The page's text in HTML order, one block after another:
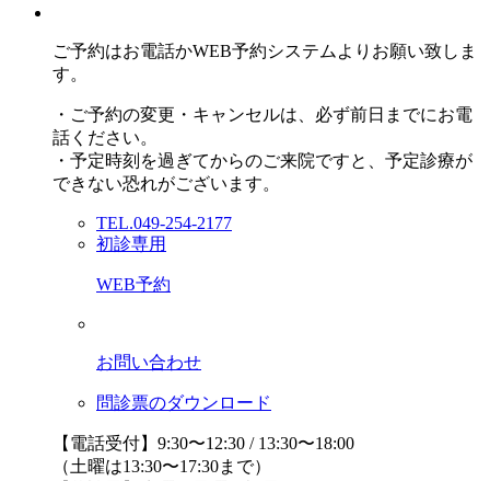
ご予約はお電話かWEB予約システムよりお願い致しま
す。
・ご予約の変更・キャンセルは、必ず前日までにお電
話ください。
・予定時刻を過ぎてからのご来院ですと、予定診療が
できない恐れがございます。
TEL.049-254-2177
初診専用
WEB予約
お問い合わせ
問診票のダウンロード
【電話受付】9:30〜12:30 / 13:30〜18:00
（土曜は13:30〜17:30まで）